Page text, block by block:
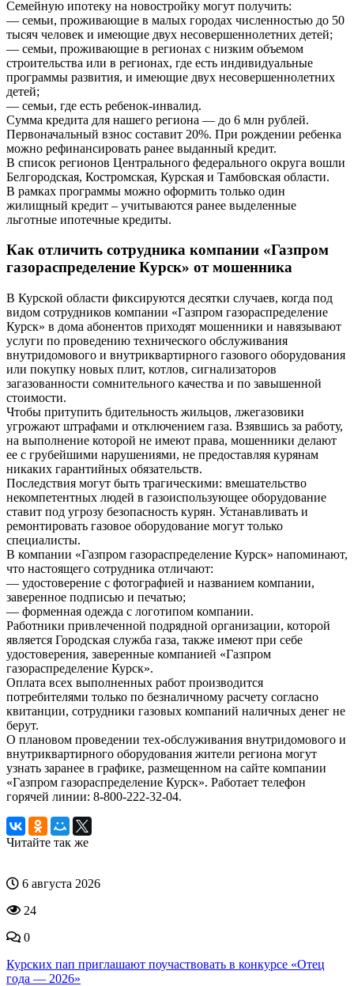
Семейную ипотеку на новостройку могут получить:
— семьи, проживающие в малых городах численностью до 50
тысяч человек и имеющие двух несовершеннолетних детей;
— семьи, проживающие в регионах с низким объемом
строительства или в регионах, где есть индивидуальные
программы развития, и имеющие двух несовершеннолетних
детей;
— семьи, где есть ребенок-инвалид.
Сумма кредита для нашего региона — до 6 млн рублей.
Первоначальный взнос составит 20%. При рождении ребенка
можно рефинансировать ранее выданный кредит.
В список регионов Центрального федерального округа вошли
Белгородская, Костромская, Курская и Тамбовская области.
В рамках программы можно оформить только один
жилищный кредит – учитываются ранее выделенные
льготные ипотечные кредиты.
Как отличить сотрудника компании «Газпром
газораспределение Курск» от мошенника
В Курской области фиксируются десятки случаев, когда под
видом сотрудников компании «Газпром газораспределение
Курск» в дома абонентов приходят мошенники и навязывают
услуги по проведению технического обслуживания
внутридомового и внутриквартирного газового оборудования
или покупку новых плит, котлов, сигнализаторов
загазованности сомнительного качества и по завышенной
стоимости.
Чтобы притупить бдительность жильцов, лжегазовики
угрожают штрафами и отключением газа. Взявшись за работу,
на выполнение которой не имеют права, мошенники делают
ее с грубейшими нарушениями, не предоставляя курянам
никаких гарантийных обязательств.
Последствия могут быть трагическими: вмешательство
некомпетентных людей в газоиспользующее оборудование
ставит под угрозу безопасность курян. Устанавливать и
ремонтировать газовое оборудование могут только
специалисты.
В компании «Газпром газораспределение Курск» напоминают,
что настоящего сотрудника отличают:
— удостоверение с фотографией и названием компании,
заверенное подписью и печатью;
— форменная одежда с логотипом компании.
Работники привлеченной подрядной организации, которой
является Городская служба газа, также имеют при себе
удостоверения, заверенные компанией «Газпром
газораспределение Курск».
Оплата всех выполненных работ производится
потребителями только по безналичному расчету согласно
квитанции, сотрудники газовых компаний наличных денег не
берут.
О плановом проведении тех-обслуживания внутридомового и
внутриквартирного оборудования жители региона могут
узнать заранее в графике, размещенном на сайте компании
«Газпром газораспределение Курск». Работает телефон
горячей линии: 8-800-222-32-04.
Читайте так же
6 августа 2026
24
0
Курских пап приглашают поучаствовать в конкурсе «Отец
года — 2026»